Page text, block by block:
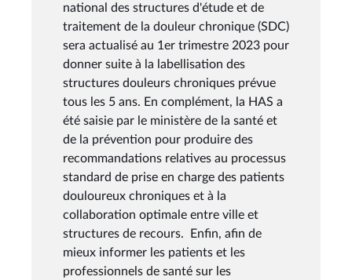
national des structures d'étude et de
traitement de la douleur chronique (SDC)
sera actualisé au 1er trimestre 2023 pour
donner suite à la labellisation des
structures douleurs chroniques prévue
tous les 5 ans. En complément, la HAS a
été saisie par le ministère de la santé et
de la prévention pour produire des
recommandations relatives au processus
standard de prise en charge des patients
douloureux chroniques et à la
collaboration optimale entre ville et
structures de recours. Enfin, afin de
mieux informer les patients et les
professionnels de santé sur les